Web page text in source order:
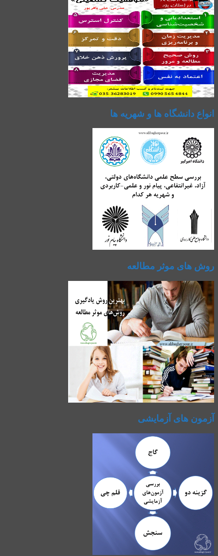
انواع دانشگاه ها و شهریه ها
روش های موثر مطالعه
آزمون های آزمایشی